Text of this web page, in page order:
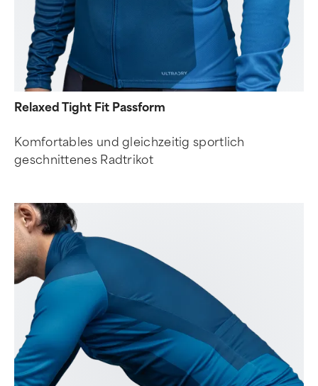
Relaxed Tight Fit Passform
Komfortables und gleichzeitig sportlich
geschnittenes Radtrikot